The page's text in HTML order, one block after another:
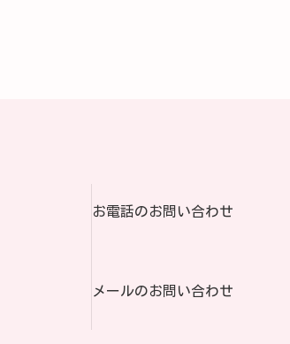
お電話のお問い合わせ
メールのお問い合わせ